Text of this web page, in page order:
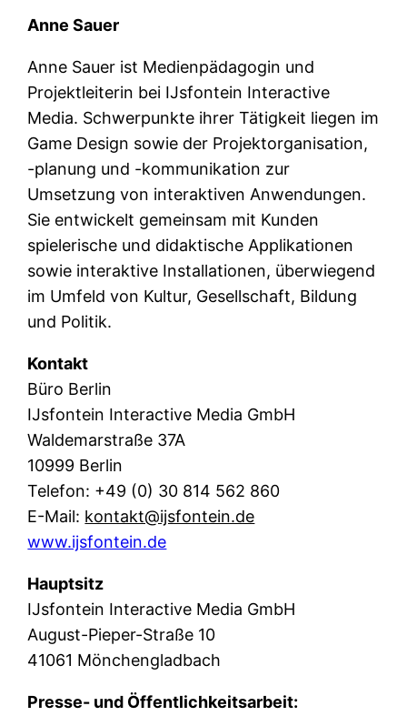
Anne Sauer
Anne Sauer ist Medienpädagogin und
Projektleiterin bei IJsfontein Interactive
Media. Schwerpunkte ihrer Tätigkeit liegen im
Game Design sowie der Projektorganisation,
-planung und -kommunikation zur
Umsetzung von interaktiven Anwendungen.
Sie entwickelt gemeinsam mit Kunden
spielerische und didaktische Applikationen
sowie interaktive Installationen, überwiegend
im Umfeld von Kultur, Gesellschaft, Bildung
und Politik.
Kontakt
Büro Berlin
IJsfontein Interactive Media GmbH
Waldemarstraße 37A
10999 Berlin
Telefon: +49 (0) 30 814 562 860
E-Mail: kontakt@ijsfontein.de
www.ijsfontein.de
Hauptsitz
IJsfontein Interactive Media GmbH
August-Pieper-Straße 10
41061 Mönchengladbach
Presse- und Öffentlichkeitsarbeit: